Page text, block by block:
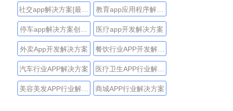
—实用技巧和先进的获
能，获利和技术
社交app解决方案[最完
整指南]
教育app应用程序解决
方案
停车app解决方案创建
指南
医疗app开发解决方案
外卖App开发解决方案
餐饮行业APP开发解决
方案
汽车行业APP解决方案
医疗卫生APP行业解决
方案
美容美发APP行业解决
商城APP行业解决方案